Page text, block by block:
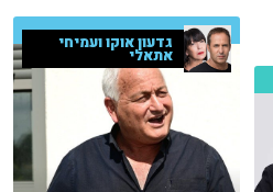
גדעון אוקו ועמיחי
אתאלי